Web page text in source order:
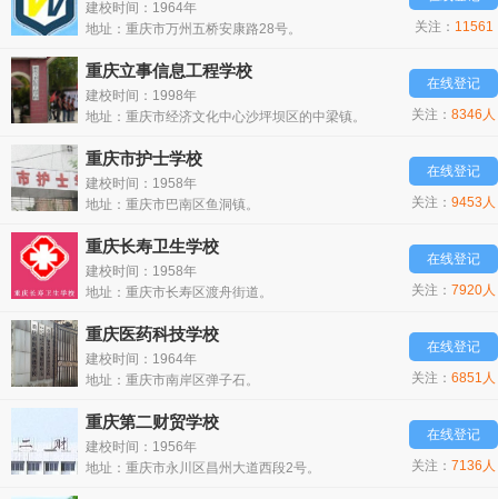
建校时间：1964年
地址：重庆市万州五桥安康路28号。
关注： 11561
重庆立事信息工程学校
建校时间：1998年
地址：重庆市经济文化中心沙坪坝区的中梁镇。
在线登记
关注： 8346人
重庆市护士学校
建校时间：1958年
地址：重庆市巴南区鱼洞镇。
在线登记
关注： 9453人
重庆长寿卫生学校
建校时间：1958年
地址：重庆市长寿区渡舟街道。
在线登记
关注： 7920人
重庆医药科技学校
建校时间：1964年
地址：重庆市南岸区弹子石。
在线登记
关注： 6851人
重庆第二财贸学校
建校时间：1956年
地址：重庆市永川区昌州大道西段2号。
在线登记
关注： 7136人